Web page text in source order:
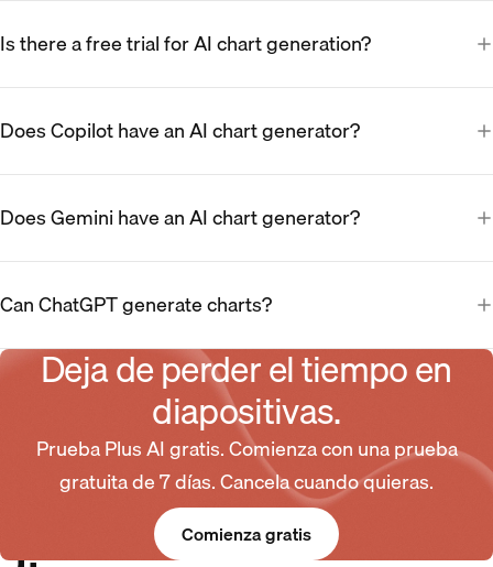
Is there a free trial for AI chart generation?
Does Copilot have an AI chart generator?
Does Gemini have an AI chart generator?
Can ChatGPT generate charts?
Deja de perder el tiempo en
diapositivas.
Prueba Plus AI gratis. Comienza con una prueba
gratuita de 7 días. Cancela cuando quieras.
Comienza gratis